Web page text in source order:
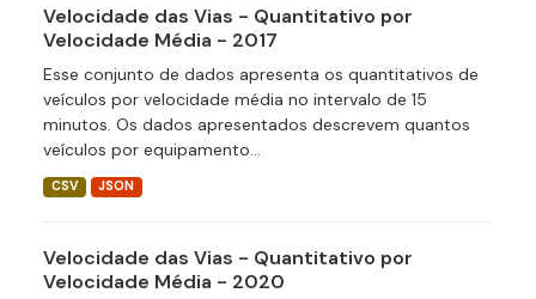
Velocidade das Vias - Quantitativo por
Velocidade Média - 2017
Esse conjunto de dados apresenta os quantitativos de
veículos por velocidade média no intervalo de 15
minutos. Os dados apresentados descrevem quantos
veículos por equipamento...
CSV JSON
Velocidade das Vias - Quantitativo por
Velocidade Média - 2020